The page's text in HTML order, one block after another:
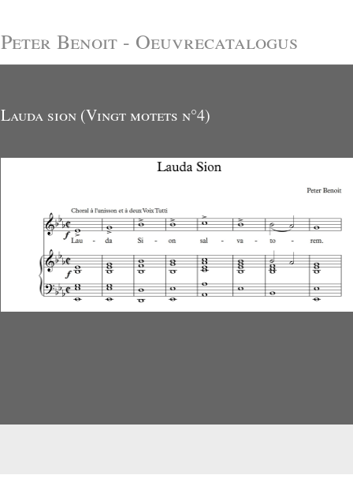
Peter Benoit - Oeuvrecatalogus
Lauda sion (Vingt motets n°4)